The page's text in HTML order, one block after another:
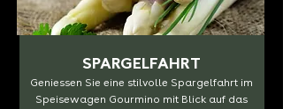
SPARGELFAHRT
Geniessen Sie eine stilvolle Spargelfahrt im
Speisewagen Gourmino mit Blick auf das